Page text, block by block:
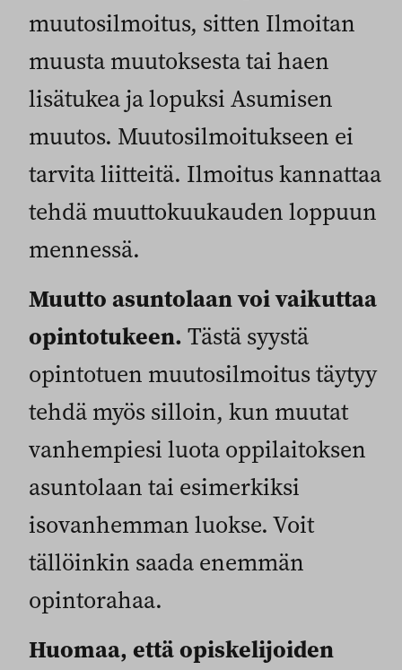
muutosilmoitus, sitten Ilmoitan
muusta muutoksesta tai haen
lisätukea ja lopuksi Asumisen
muutos. Muutosilmoitukseen ei
tarvita liitteitä. Ilmoitus kannattaa
tehdä muuttokuukauden loppuun
mennessä.
Muutto asuntolaan voi vaikuttaa
opintotukeen. Tästä syystä
opintotuen muutosilmoitus täytyy
tehdä myös silloin, kun muutat
vanhempiesi luota oppilaitoksen
asuntolaan tai esimerkiksi
isovanhemman luokse. Voit
tällöinkin saada enemmän
opintorahaa.
Huomaa, että opiskelijoiden